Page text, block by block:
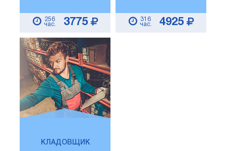
256
час.
3775
316
час.
4925
КЛАДОВЩИК